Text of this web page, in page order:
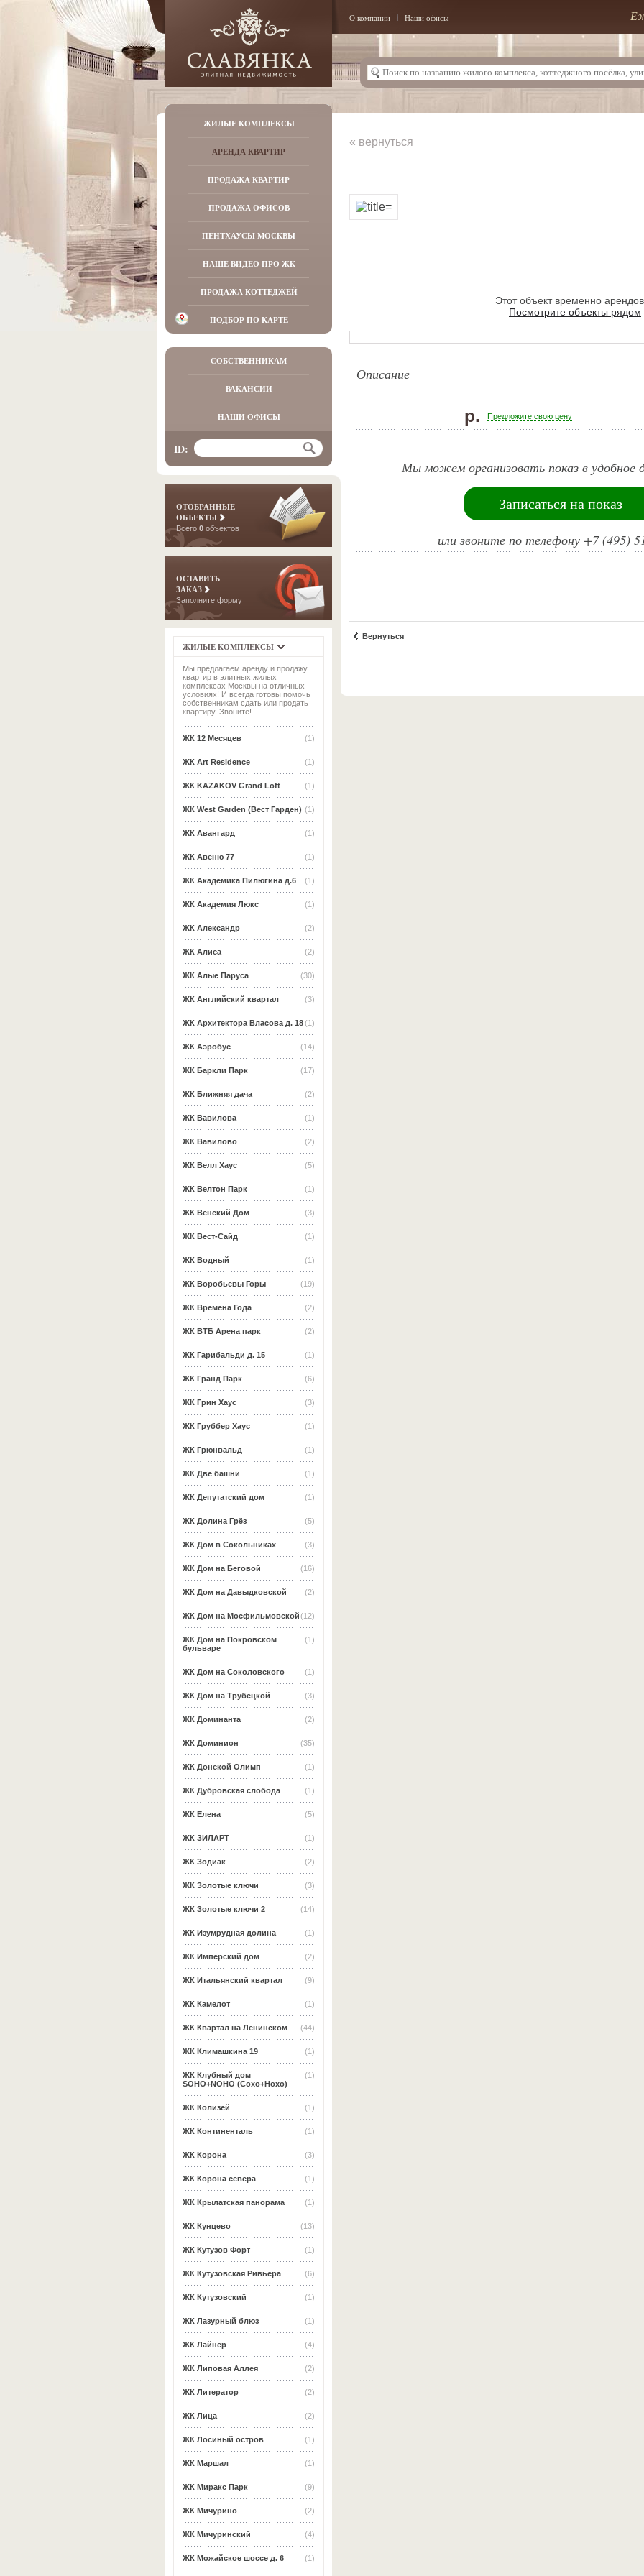
О компании Наши офисы
ЖИЛЫЕ КОМПЛЕКСЫ
АРЕНДА КВАРТИР
ПРОДАЖА КВАРТИР
ПРОДАЖА ОФИСОВ
ПЕНТХАУСЫ МОСКВЫ
НАШЕ ВИДЕО ПРО ЖК
ПРОДАЖА КОТТЕДЖЕЙ
ПОДБОР ПО КАРТЕ
СОБСТВЕННИКАМ
ВАКАНСИИ
НАШИ ОФИСЫ
ID:
ОТОБРАННЫЕ
ОБЪЕКТЫ
Всего 0 объектов
ОСТАВИТЬ
ЗАКАЗ
Заполните форму
ЖИЛЫЕ КОМПЛЕКСЫ
Мы предлагаем аренду и продажу
квартир в элитных жилых
комплексах Москвы на отличных
условиях! И всегда готовы помочь
собственникам сдать или продать
квартиру. Звоните!
(1)
ЖК 12 Месяцев
(1)
ЖК Art Residence
(1)
ЖК KAZAKOV Grand Loft
(1)
ЖК West Garden (Вест Гарден)
(1)
ЖК Авангард
(1)
ЖК Авеню 77
(1)
ЖК Академика Пилюгина д.6
(1)
ЖК Академия Люкс
(2)
ЖК Александр
(2)
ЖК Алиса
(30)
ЖК Алые Паруса
(3)
ЖК Английский квартал
(1)
ЖК Архитектора Власова д. 18
(14)
ЖК Аэробус
(17)
ЖК Баркли Парк
(2)
ЖК Ближняя дача
(1)
ЖК Вавилова
(2)
ЖК Вавилово
(5)
ЖК Велл Хаус
(1)
ЖК Велтон Парк
(3)
ЖК Венский Дом
(1)
ЖК Вест-Сайд
(1)
ЖК Водный
(19)
ЖК Воробьевы Горы
(2)
ЖК Времена Года
(2)
ЖК ВТБ Арена парк
(1)
ЖК Гарибальди д. 15
(6)
ЖК Гранд Парк
(3)
ЖК Грин Хаус
(1)
ЖК Груббер Хаус
(1)
ЖК Грюнвальд
(1)
ЖК Две башни
(1)
ЖК Депутатский дом
(5)
ЖК Долина Грёз
(3)
ЖК Дом в Сокольниках
(16)
ЖК Дом на Беговой
(2)
ЖК Дом на Давыдковской
(12)
ЖК Дом на Мосфильмовской
(1)
ЖК Дом на Покровском
бульваре
(1)
ЖК Дом на Соколовского
(3)
ЖК Дом на Трубецкой
(2)
ЖК Доминанта
(35)
ЖК Доминион
(1)
ЖК Донской Олимп
(1)
ЖК Дубровская слобода
(5)
ЖК Елена
(1)
ЖК ЗИЛАРТ
(2)
ЖК Зодиак
(3)
ЖК Золотые ключи
(14)
ЖК Золотые ключи 2
(1)
ЖК Изумрудная долина
(2)
ЖК Имперский дом
(9)
ЖК Итальянский квартал
(1)
ЖК Камелот
(44)
ЖК Квартал на Ленинском
(1)
ЖК Климашкина 19
(1)
ЖК Клубный дом
SOHO+NOHO (Сохо+Нохо)
(1)
ЖК Колизей
(1)
ЖК Континенталь
(3)
ЖК Корона
(1)
ЖК Корона севера
(1)
ЖК Крылатская панорама
(13)
ЖК Кунцево
(1)
ЖК Кутузов Форт
(6)
ЖК Кутузовская Ривьера
(1)
ЖК Кутузовский
(1)
ЖК Лазурный блюз
(4)
ЖК Лайнер
(2)
ЖК Липовая Аллея
(2)
ЖК Литератор
(2)
ЖК Лица
(1)
ЖК Лосиный остров
(1)
ЖК Маршал
(9)
ЖК Миракс Парк
(2)
ЖК Мичурино
(4)
ЖК Мичуринский
(1)
ЖК Можайское шоссе д. 6
« вернуться
Этот объект временно
Посмотрите объекты рядом
Описание
р. Предложите свою цену
Мы можем организовать показ в удобное
Записаться на показ
или звоните по телефону +7 (495)
Вернуться